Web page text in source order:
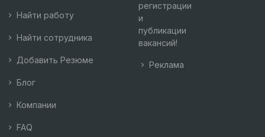
Найти работу
Найти сотрудника
Добавить Резюме
Блог
Компании
FAQ
регистрации
и
публикации
вакансий!
Реклама